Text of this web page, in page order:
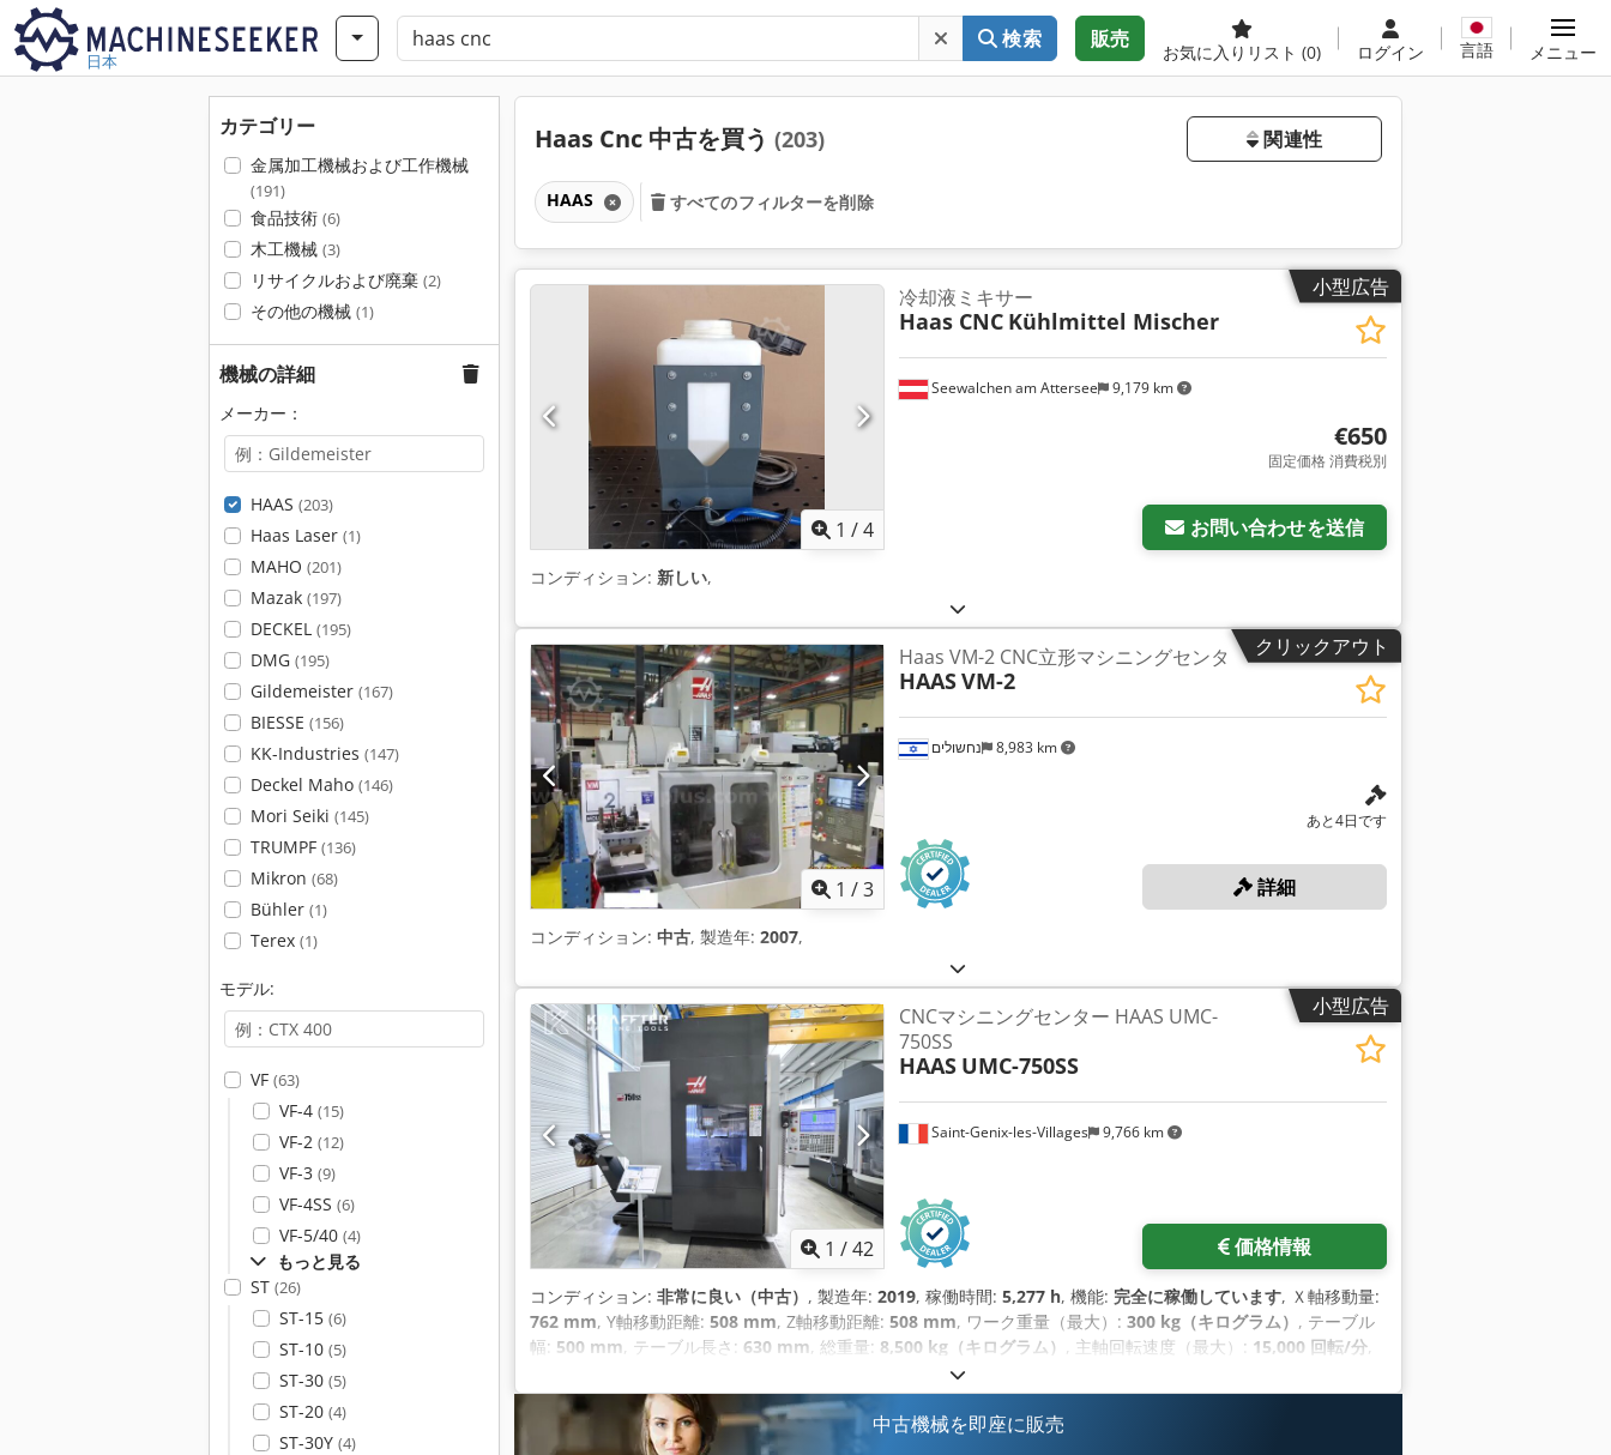
日本
検索 販売
お気に入りリスト (0) ログイン 言語 メニュー
カテゴリー
金属加工機械および工作機械
(191)
食品技術 (6)
木工機械 (3)
リサイクルおよび廃棄 (2)
その他の機械 (1)
機械の詳細
メーカー：
HAAS (203)
Haas Laser (1)
MAHO (201)
Mazak (197)
DECKEL (195)
DMG (195)
Gildemeister (167)
BIESSE (156)
KK-Industries (147)
Deckel Maho (146)
Mori Seiki (145)
TRUMPF (136)
Mikron (68)
Bühler (1)
Terex (1)
モデル:
VF (63)
VF-4 (15)
VF-2 (12)
VF-3 (9)
VF-4SS (6)
VF-5/40 (4)
もっと見る
ST (26)
ST-15 (6)
ST-10 (5)
ST-30 (5)
ST-20 (4)
ST-30Y (4)
Haas Cnc 中古を買う (203) 関連性
HAAS すべてのフィルターを削除
小型広告
1 /4
Seewalchen am Attersee 9,179 km
冷却液ミキサー
Haas CNC Kühlmittel Mischer
€650
固定価格 消費税別
お問い合わせを送信
コンディション: 新しい,
クリックアウト
1 /3
נחשולים 8,983 km
Haas VM-2 CNC立形マシニングセンタ
HAASVM-2
あと4日です
詳細
コンディション: 中古, 製造年: 2007,
小型広告
1 /42
Saint-Genix-les-Villages 9,766 km
CNCマシニングセンター HAAS UMC-
750SS
HAAS UMC-750SS
価格情報
コンディション: 非常に良い（中古） , 製造年: 2019, 稼働時間: 5,277 h, 機能: 完全に稼働しています, Ｘ軸移動量:
762 mm, Y軸移動距離: 508 mm, Z軸移動距離: 508 mm, ワーク重量（最大）: 300 kg（キログラム） , テーブル
幅: 500 mm, テーブル長さ: 630 mm, 総重量: 8,500 kg（キログラム） , 主軸回転速度（最大）: 15,000 回転/分,
, スピンドルノーズ:
400 V, 入力電流の種類:三相, 装備:ドキュメント / マニュアル, 切屑搬送装置,
中古機械を即座に販売